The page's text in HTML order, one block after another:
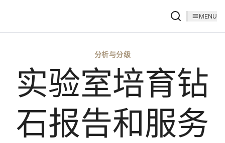
MENU
分析与分级
实验室培育钻
石报告和服务